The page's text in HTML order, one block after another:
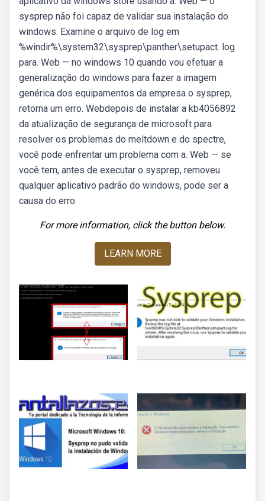
sysprep não foi capaz de validar sua instalação do
windows. Examine o arquivo de log em
%windir%\system32\sysprep\panther\setupact. log
para. Web — no windows 10 quando vou efetuar a
generalização do windows para fazer a imagem
genérica dos equipamentos da empresa o sysprep,
retorna um erro. Webdepois de instalar a kb4056892
da atualização de segurança de microsoft para
resolver os problemas do meltdown e do spectre,
você pode enfrentar um problema com a. Web — se
você tem, antes de executar o sysprep, removeu
qualquer aplicativo padrão do windows, pode ser a
causa do erro.
For more information, click the button below.
LEARN MORE